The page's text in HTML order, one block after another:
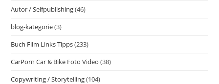
Autor / Selfpublishing(46)
blog-kategorie(3)
Buch Film Links Tipps(233)
CarPorn Car & Bike Foto Video (38)
Copywriting / Storytelling(104)